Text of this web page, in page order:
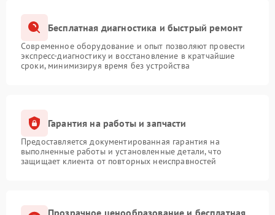
Бесплатная диагностика и быстрый ремонт
Современное оборудование и опыт позволяют провести
экспресс-диагностику и восстановление в кратчайшие
сроки, минимизируя время без устройства
Гарантия на работы и запчасти
Предоставляется документированная гарантия на
выполненные работы и установленные детали, что
защищает клиента от повторных неисправностей
Прозрачное ценообразование и бесплатная